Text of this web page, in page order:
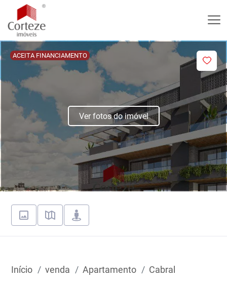
ACEITA FINANCIAMENTO
Ver fotos do imóvel
Início venda Apartamento Cabral